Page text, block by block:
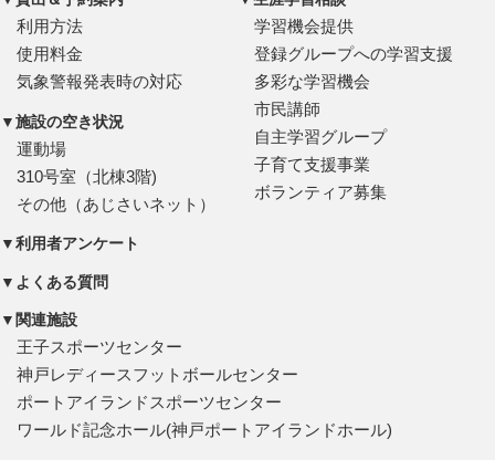
利用方法
使用料金
気象警報発表時の対応
▼施設の空き状況
運動場
310号室（北棟3階)
その他（あじさいネット）
▼利用者アンケート
▼よくある質問
学習機会提供
登録グループへの学習支援
多彩な学習機会
市民講師
自主学習グループ
子育て支援事業
ボランティア募集
▼関連施設
王子スポーツセンター
神戸レディースフットボールセンター
ポートアイランドスポーツセンター
ワールド記念ホール(神戸ポートアイランドホール)